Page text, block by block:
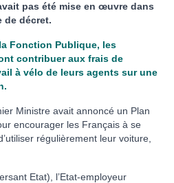
pas été mise en œuvre dans
de décret.
Fonction Publique, les
contribuer aux frais de
à vélo de leurs agents sur une
Ministre avait annoncé un Plan
encourager les Français à se
régulièrement leur voiture,
Etat), l’Etat-employeur